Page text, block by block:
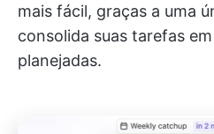
mais fácil, graças a uma
consolida suas tarefas
planejadas.